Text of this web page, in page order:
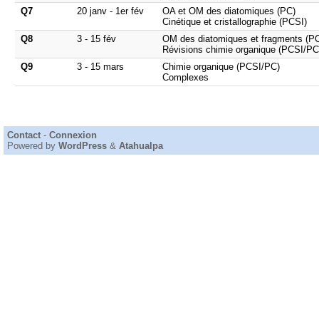
Q7
20 janv - 1er fév
OA et OM des diatomiques (PC)
Cinétique et cristallographie (PCSI)
Q8
3 - 15 fév
OM des diatomiques et fragments
Révisions chimie organique (PCSI/
Q9
3 - 15 mars
Chimie organique (PCSI/PC)
Complexes
Contact- Connexion
Powered by WordPress& Atahualpa